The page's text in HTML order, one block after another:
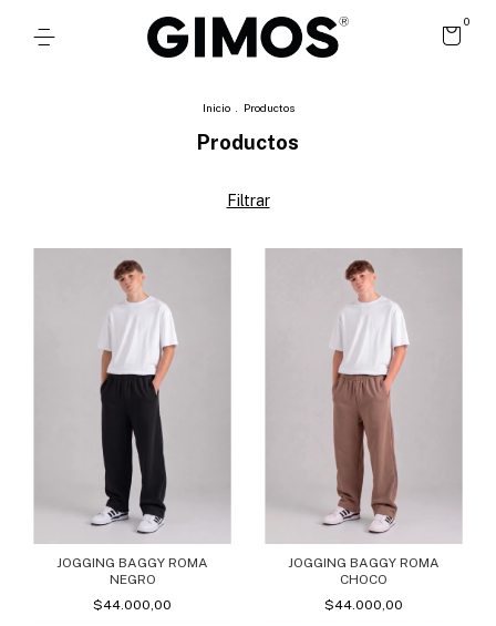
0
Inicio Productos
Productos
Filtrar
JOGGING BAGGY ROMA
NEGRO
$44.000,00
JOGGING BAGGY ROMA
CHOCO
$44.000,00